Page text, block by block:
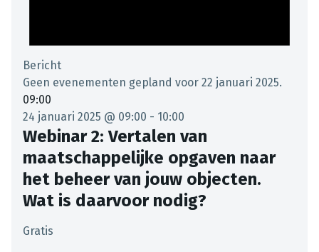
Bericht
Geen evenementen gepland voor 22 januari 2025.
09:00
24 januari 2025 @ 09:00 - 10:00
Webinar 2: Vertalen van
maatschappelijke opgaven naar
het beheer van jouw objecten.
Wat is daarvoor nodig?
Gratis